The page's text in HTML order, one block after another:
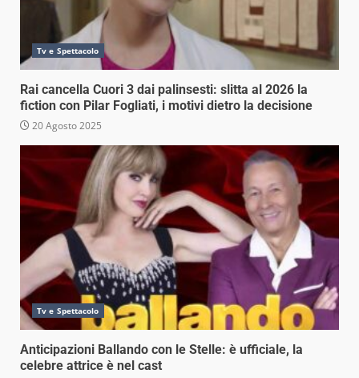
Tv e Spettacolo
Rai cancella Cuori 3 dai palinsesti: slitta al 2026 la
fiction con Pilar Fogliati, i motivi dietro la decisione
20 Agosto 2025
Tv e Spettacolo
Anticipazioni Ballando con le Stelle: è ufficiale, la
celebre attrice è nel cast